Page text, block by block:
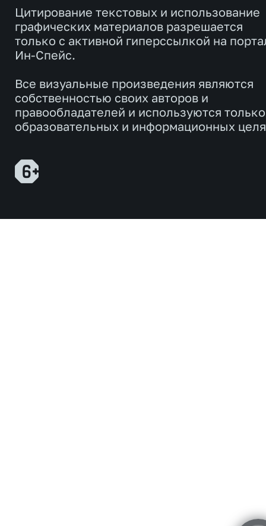
Цитирование текстовых и использование
графических материалов разрешается
только с активной гиперссылкой на
Ин-Спейс.
Все визуальные произведения являются
собственностью своих авторов и
правообладателей и используются
образовательных и информационных